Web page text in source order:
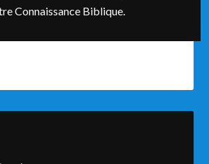
Connaissance Biblique.